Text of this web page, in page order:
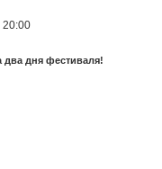
дня фестиваля!
20:00